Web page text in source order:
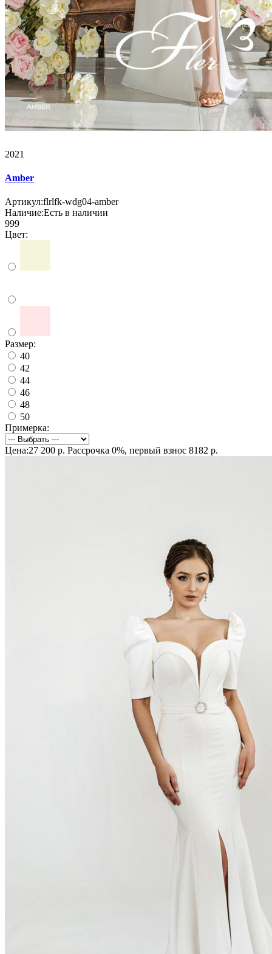
2021
Amber
Артикул:flrlfk-wdg04-amber
Наличие:Есть в наличии
999
Цвет:
Размер:
40
42
44
46
48
50
Примерка:
Цена:27 200 р. Рассрочка 0%, первый взнос 8182 р.